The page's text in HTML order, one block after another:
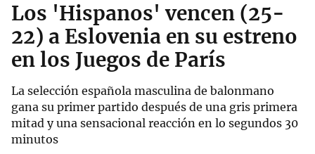
Los 'Hispanos' vencen (25-
22) a Eslovenia en su estreno
en los Juegos de París
La selección española masculina de balonmano
gana su primer partido después de una gris primera
mitad y una sensacional reacción en lo segundos 30
minutos